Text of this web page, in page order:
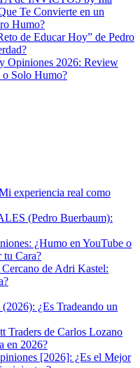
Te Convierte en un
Humo?
de Educar Hoy” de Pedro
Opiniones 2026: Review
Solo Humo?
experiencia real como
(Pedro Buerbaum):
¿Humo en YouTube o
tu Cara?
de Adri Kastel:
¿Es Tradeando un
Traders de Carlos Lozano
en 2026?
[2026]: ¿Es el Mejor